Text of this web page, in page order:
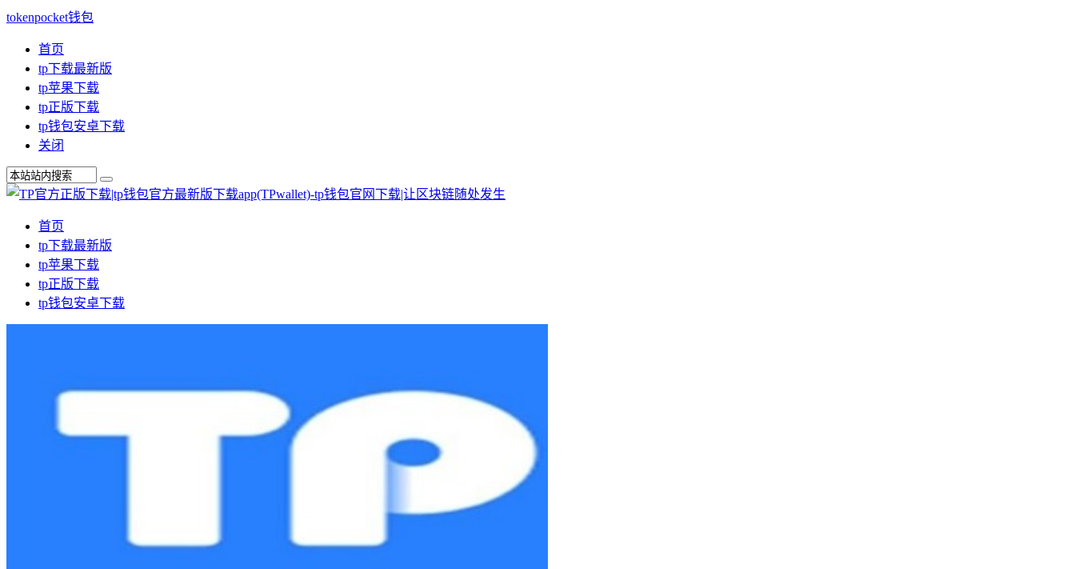
tokenpocket钱包
首页
tp下载最新版
tp苹果下载
tp正版下载
tp钱包安卓下载
关闭
首页
tp下载最新版
tp苹果下载
tp正版下载
tp钱包安卓下载